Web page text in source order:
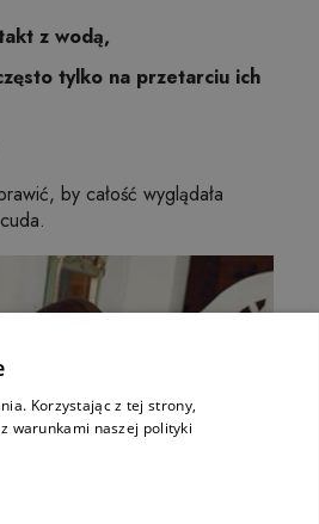
z wodą,
tylko na przetarciu ich
by całość wyglądała
Korzystając z tej strony,
warunkami naszej polityki